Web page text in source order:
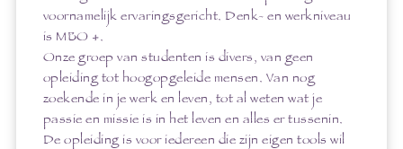
voornamelijk ervaringsgericht. Denk- en werkniveau
is MBO +.
Onze groep van studenten is divers, van geen
opleiding tot hoogopgeleide mensen. Van nog
zoekende in je werk en leven, tot al weten wat je
passie en missie is in het leven en alles er tussenin.
De opleiding is voor iedereen die zijn eigen tools wil